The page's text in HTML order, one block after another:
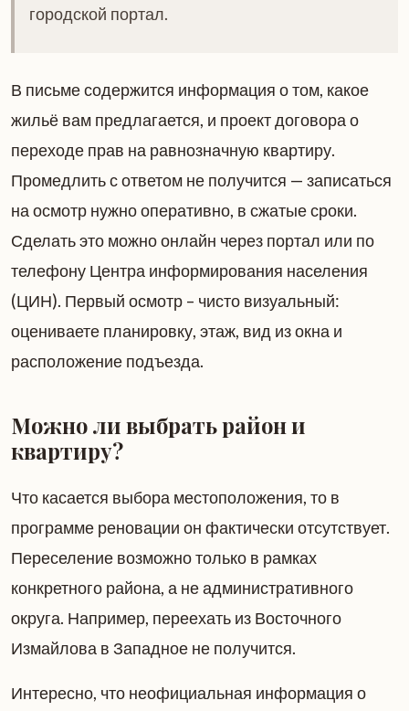
городской портал.
В письме содержится информация о том, какое
жильё вам предлагается, и проект договора о
переходе прав на равнозначную квартиру.
Промедлить с ответом не получится — записаться
на осмотр нужно оперативно, в сжатые сроки.
Сделать это можно онлайн через портал или по
телефону Центра информирования населения
(ЦИН). Первый осмотр – чисто визуальный:
оцениваете планировку, этаж, вид из окна и
расположение подъезда.
Можно ли выбрать район и
квартиру?
Что касается выбора местоположения, то в
программе реновации он фактически отсутствует.
Переселение возможно только в рамках
конкретного района, а не административного
округа. Например, переехать из Восточного
Измайлова в Западное не получится.
Интересно, что неофициальная информация о